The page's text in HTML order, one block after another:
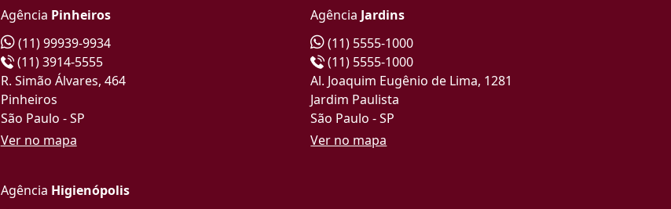
Agência Pinheiros
(11) 99939-9934
(11) 3914-5555
R. Simão Álvares, 464
Pinheiros
São Paulo - SP
Ver no mapa
Agência Jardins
(11) 5555-1000
(11) 5555-1000
Al. Joaquim Eugênio de Lima, 1281
Jardim Paulista
São Paulo - SP
Ver no mapa
Agência Higienópolis